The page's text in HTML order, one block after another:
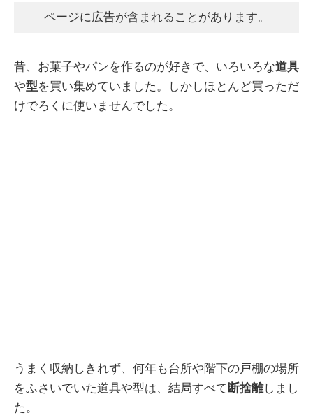
ページに広告が含まれることがあります。
昔、お菓子やパンを作るのが好きで、いろいろな道具
や型を買い集めていました。しかしほとんど買っただ
けでろくに使いませんでした。
うまく収納しきれず、何年も台所や階下の戸棚の場所
をふさいでいた道具や型は、結局すべて 断捨離しまし
た。